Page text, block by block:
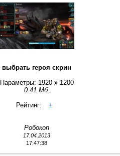
выбрать героя скрин
Параметры: 1920 x 1200
0.41 Мб.
Рейтинг:
±
Робокоп
17.04.2013
17:47:38